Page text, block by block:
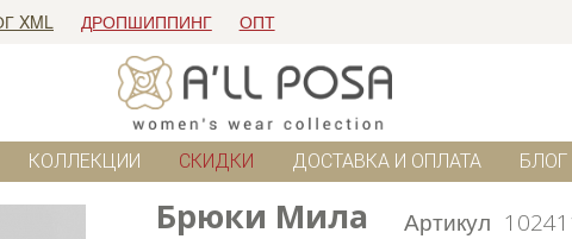
XML ДРОПШИППИНГ ОПТ
КОЛЛЕКЦИИ СКИДКИ ДОСТАВКА И ОПЛАТА БЛОГ
Брюки Мила Артикул